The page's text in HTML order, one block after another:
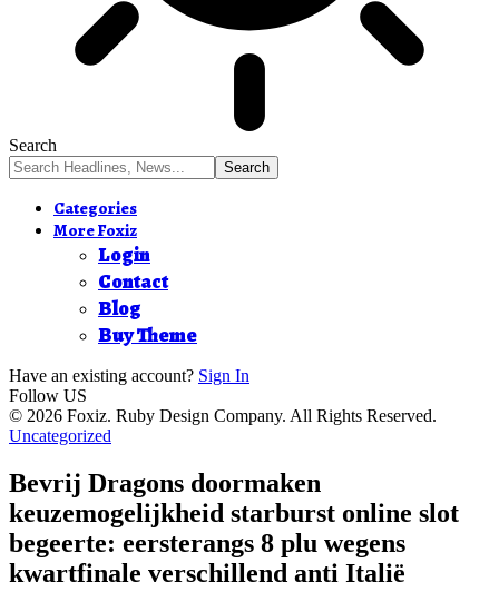
Search
Categories
More Foxiz
Login
Contact
Blog
Buy Theme
Have an existing account? Sign In
Follow US
© 2026 Foxiz. Ruby Design Company. All Rights Reserved.
Uncategorized
Bevrij Dragons doormaken
keuzemogelijkheid starburst online slot
begeerte: eersterangs 8 plu wegens
kwartfinale verschillend anti Italië